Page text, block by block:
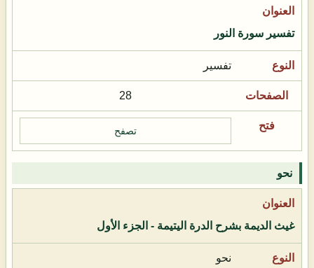
تفسير سورة النور
تفسير
28
تصفح
نحو
غيث الديمة بشرح الدرة اليتيمة - الجزء الأول
نحو